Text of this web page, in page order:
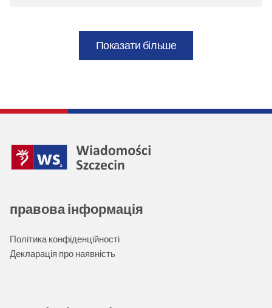
Показати більше
правова інформація
Політика конфіденційності
Декларація про наявність